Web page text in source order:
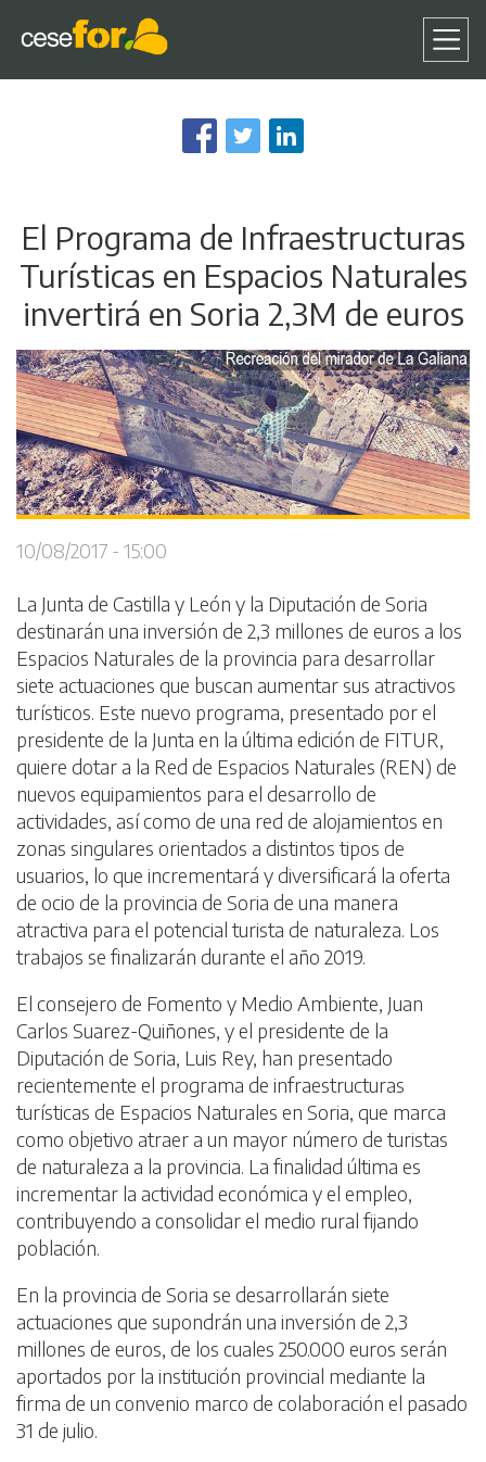
al
contenido
El Programa de Infraestructuras
Turísticas en Espacios Naturales
invertirá en Soria 2,3M de euros
10/08/2017 - 15:00
La Junta de Castilla y León y la Diputación de Soria
destinarán una inversión de 2,3 millones de euros a los
Espacios Naturales de la provincia para desarrollar
siete actuaciones que buscan aumentar sus atractivos
turísticos. Este nuevo programa, presentado por el
presidente de la Junta en la última edición de FITUR,
quiere dotar a la Red de Espacios Naturales (REN) de
nuevos equipamientos para el desarrollo de
actividades, así como de una red de alojamientos en
zonas singulares orientados a distintos tipos de
usuarios, lo que incrementará y diversificará la oferta
de ocio de la provincia de Soria de una manera
atractiva para el potencial turista de naturaleza. Los
trabajos se finalizarán durante el año 2019.
El consejero de Fomento y Medio Ambiente, Juan
Carlos Suarez-Quiñones, y el presidente de la
Diputación de Soria, Luis Rey, han presentado
recientemente el programa de infraestructuras
turísticas de Espacios Naturales en Soria, que marca
como objetivo atraer a un mayor número de turistas
de naturaleza a la provincia. La finalidad última es
incrementar la actividad económica y el empleo,
contribuyendo a consolidar el medio rural fijando
población.
En la provincia de Soria se desarrollarán siete
actuaciones que supondrán una inversión de 2,3
millones de euros, de los cuales 250.000 euros serán
aportados por la institución provincial mediante la
firma de un convenio marco de colaboración el pasado
31 de julio.